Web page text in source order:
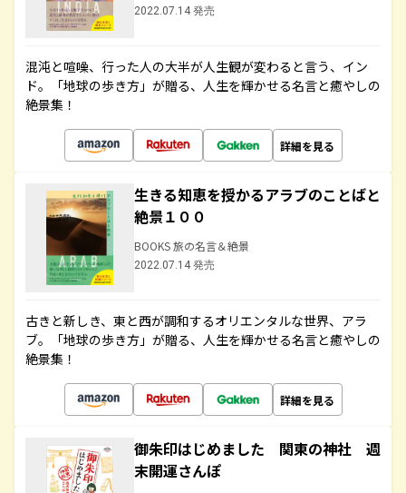
2022.07.14 発売
混沌と喧噪、行った人の大半が人生観が変わると言う、イン
ド。「地球の歩き方」が贈る、人生を輝かせる名言と癒やしの
絶景集！
詳細を見る
生きる知恵を授かるアラブのことばと
絶景１００
BOOKS 旅の名言＆絶景
2022.07.14 発売
古きと新しき、東と西が調和するオリエンタルな世界、アラ
ブ。「地球の歩き方」が贈る、人生を輝かせる名言と癒やしの
絶景集！
詳細を見る
御朱印はじめました 関東の神社 週
末開運さんぽ